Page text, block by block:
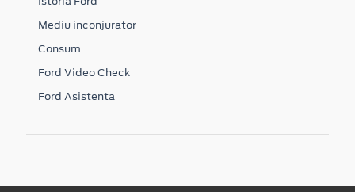
Mediu inconjurator
Consum
Ford Video Check
Ford Asistenta